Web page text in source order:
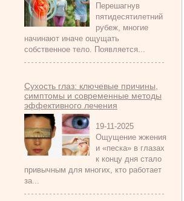
Перешагнув
пятидесятилетний
рубеж, многие
начинают иначе ощущать
собственное тело. Появляется...
Сухость глаз: ключевые причины,
симптомы и современные методы
эффективного лечения
19-11-2025
Ощущение жжения
и «песка» в глазах
к концу дня стало
привычным для многих, кто работает
за...